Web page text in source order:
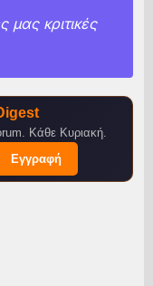
μας κριτικές
Κάθε Κυριακή.
Εγγραφή